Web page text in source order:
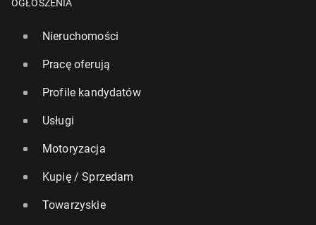
OGŁOSZENIA
Nieruchomości
Pracę oferują
Profile kandydatów
Usługi
Motoryzacja
Kupię / Sprzedam
Towarzyskie